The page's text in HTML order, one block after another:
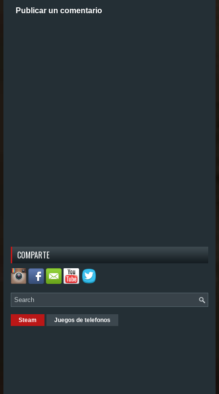
Publicar un comentario
COMPARTE
Steam Juegos de telefonos